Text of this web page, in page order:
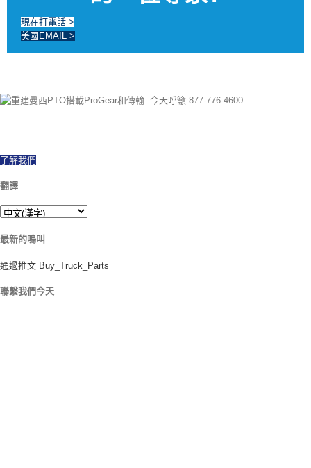
現在打電話 >
美國EMAIL >
了解我們
翻譯
最新的鳴叫
通過推文 Buy_Truck_Parts
聯繫我們今天